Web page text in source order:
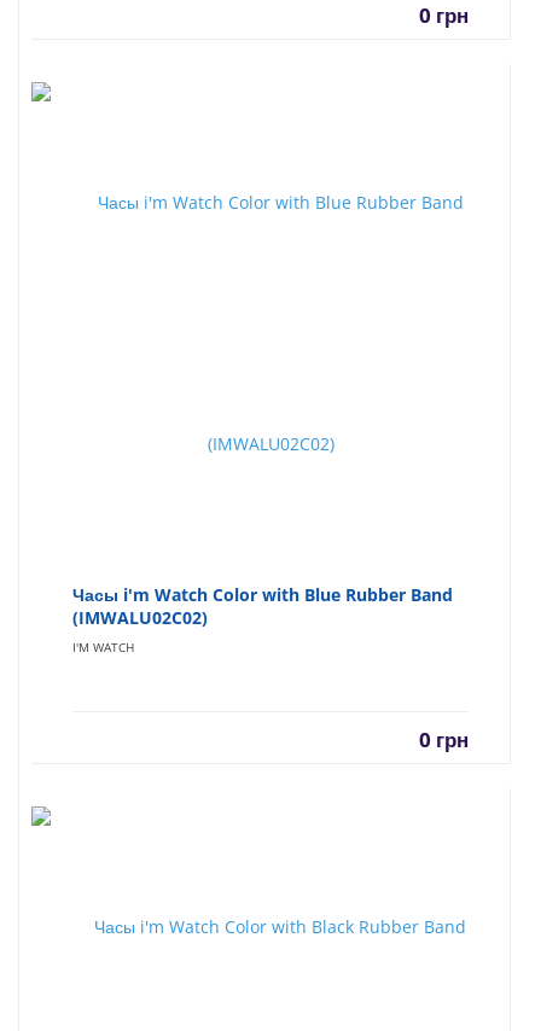
0 грн
Часы i'm Watch Color with Blue Rubber Band
(IMWALU02C02)
I'M WATCH
0 грн